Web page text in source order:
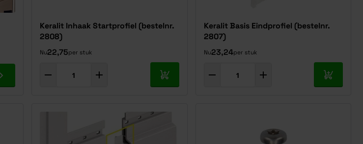
Ga naar product
Keralit Inhaak Startprofiel (bestelnr.
2808)
Nu22,75per stuk
In mijn winkelwagen
Keralit Basis Eindprofiel (bestelnr.
2807)
Nu23,24per stuk
In mijn